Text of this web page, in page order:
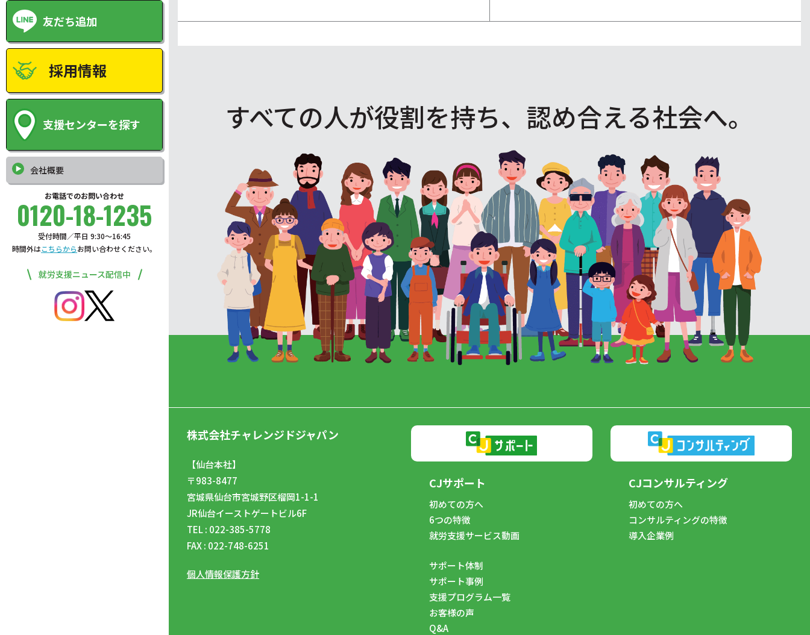
友だち追加
採用情報
支援センターを探す
会社概要
お電話でのお問い合わせ
0120-18-1235
受付時間／平日 9:30〜16:45
時間外はこちらからお問い合わせください。
就労支援ニュース配信中
すべての人が役割を持ち、認め合える社会へ。
株式会社チャレンジドジャパン
【仙台本社】
〒983-8477
宮城県仙台市宮城野区榴岡1-1-1
JR仙台イーストゲートビル6F
TEL : 022-385-5778
FAX : 022-748-6251
個人情報保護方針
CJサポート
初めての方へ
6つの特徴
就労支援サービス動画
サポート体制
サポート事例
支援プログラム一覧
お客様の声
Q&A
CJコンサルティング
初めての方へ
コンサルティングの特徴
導入企業例